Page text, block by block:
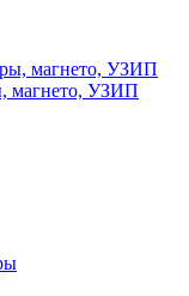
магнето, УЗИП